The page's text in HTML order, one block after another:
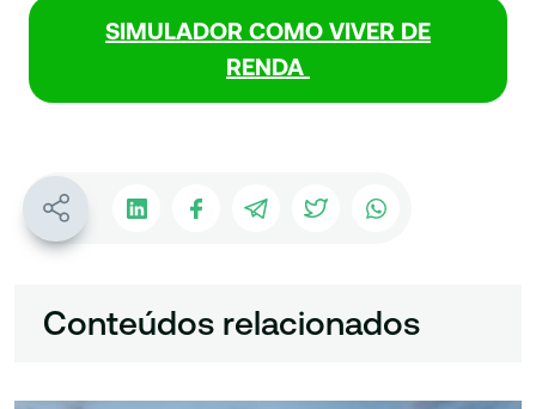
SIMULADOR COMO VIVER DE
RENDA
Conteúdos relacionados